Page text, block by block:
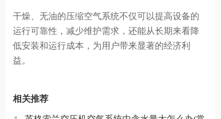
干燥、无油的压缩空气系统不仅可以提高设备的
运行可靠性，减少维护需求，还能从长期来看降
低安装和运行成本，为用户带来显著的经济利
益。
相关推荐